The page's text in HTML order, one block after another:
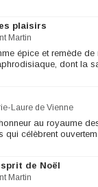
plaisirs
Martin
épice et remède
dont la
Laure de Vienne
au royaume
célèbrent
de Noël
Martin